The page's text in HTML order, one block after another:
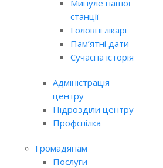
Минуле нашої
станції
Головні лікарі
Пам’ятні дати
Сучасна історія
Адміністрація
центру
Підрозділи центру
Профспілка
Громадянам
Послуги